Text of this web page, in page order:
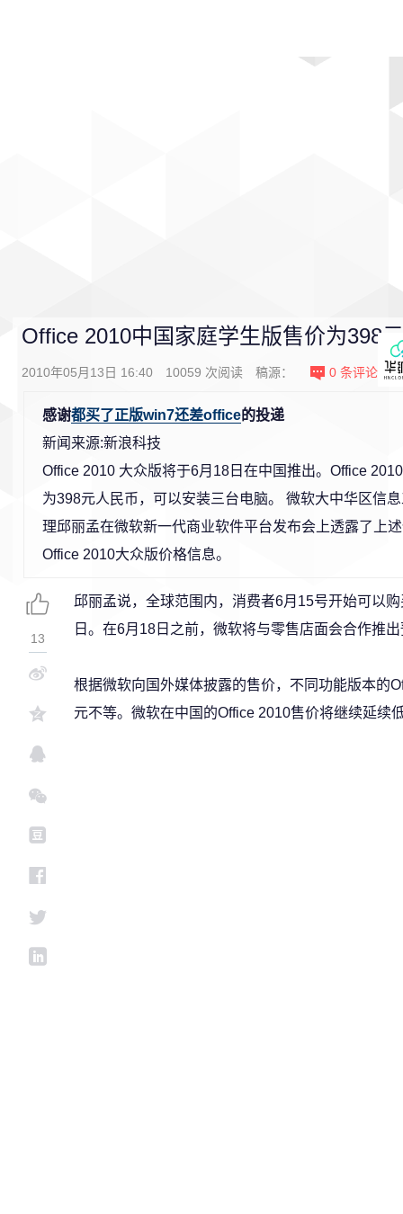
Office 2010中国家庭学生版售价为398元
2010年05月13日 16:40 10059 次阅读 稿源： 0 条评论
感谢都买了正版win7还差office的投递
新闻来源:新浪科技
Office 2010 大众版将于6月18日在中国推出。Office
为398元人民币，可以安装三台电脑。 微软大中华区信
理邱丽孟在微软新一代商业软件平台发布会上透露了上
Office 2010大众版价格信息。
邱丽孟说，全球范围内，消费者6月15号开始可以
日。在6月18日之前，微软将与零售店面会合作推
根据微软向国外媒体披露的售价，不同功能版本的
元不等。微软在中国的Office 2010售价将继续延续
13